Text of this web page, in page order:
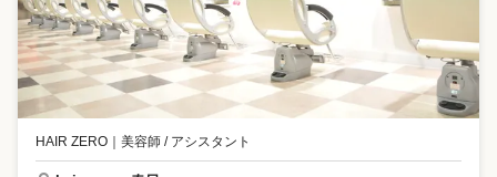
HAIR ZERO 美容師 / アシスタント